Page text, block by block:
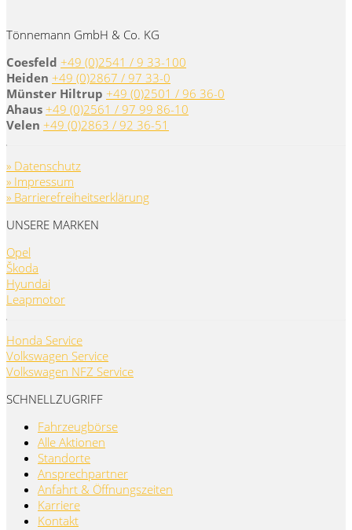
Tönnemann GmbH & Co. KG
Coesfeld +49 (0)2541 / 9 33-100
Heiden +49 (0)2867 / 97 33-0
Münster Hiltrup +49 (0)2501 / 96 36-0
Ahaus +49 (0)2561 / 97 99 86-10
Velen +49 (0)2863 / 92 36-51
» Datenschutz
» Impressum
» Barrierefreiheitserklärung
UNSERE MARKEN
Opel
Škoda
Hyundai
Leapmotor
Honda Service
Volkswagen Service
Volkswagen NFZ Service
SCHNELLZUGRIFF
Fahrzeugbörse
Alle Aktionen
Standorte
Ansprechpartner
Anfahrt & Öffnungszeiten
Karriere
Kontakt